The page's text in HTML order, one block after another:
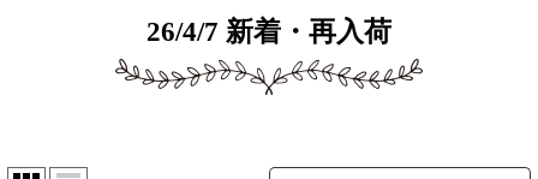
26/4/7 新着・再入荷